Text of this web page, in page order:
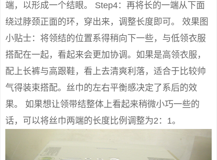
端，以形成一个结眼。 Step4：再将长的一端从下面
绕过脖颈正面的环，穿出来，调整长度即可。 效果图
小贴士：将领结的位置系得稍向下一些，与低领衣服
搭配在一起，看起来会更加协调。如果是高领衣服，
配上长裤与高跟鞋，看上去清爽利落，适合于比较帅
气得装束搭配。丝巾的左右平衡感决定了系后的效
果。 如果想让领带结整体上看起来稍微小巧一些的
话，可以将丝巾两端的长度比例调整为2：1。